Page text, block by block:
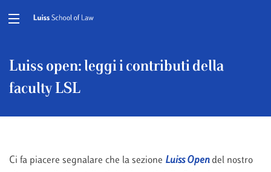
Luiss open: leggi i contributi della
faculty LSL
Ci fa piacere segnalare che la sezione Luiss Open del nostro